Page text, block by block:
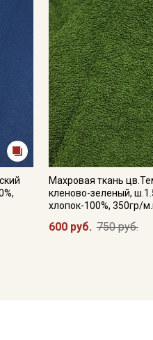
Махровая ткань
кленово-зеленый,
хлопок-100%, 350гр/
600 руб. 750 руб.